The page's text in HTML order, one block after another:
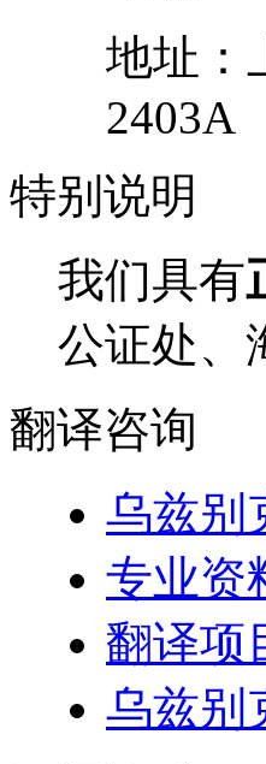
地址：
2403A
特别 说明
我们具有
公证处、
翻译咨询
乌兹别
专业资
翻译项
乌兹别